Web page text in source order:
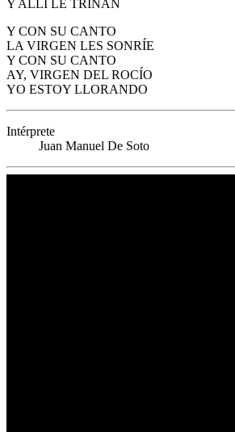
Y ALLÍ LE TRINAN
Y CON SU CANTO
LA VIRGEN LES SONRÍE
Y CON SU CANTO
AY, VIRGEN DEL ROCÍO
YO ESTOY LLORANDO
Intérprete
Juan Manuel De Soto